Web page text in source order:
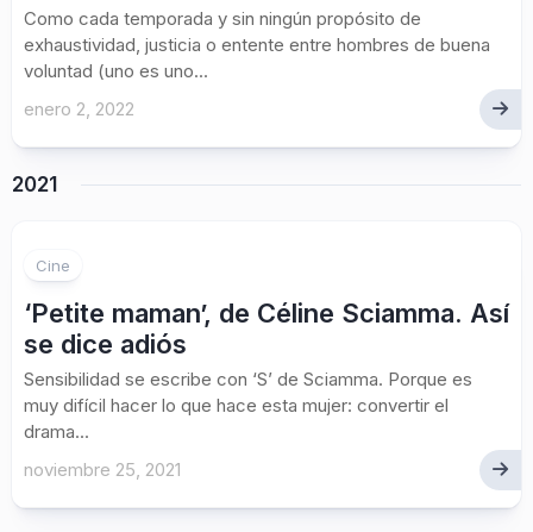
Como cada temporada y sin ningún propósito de
exhaustividad, justicia o entente entre hombres de buena
voluntad (uno es uno...
enero 2, 2022
2021
Cine
‘Petite maman’, de Céline Sciamma. Así
se dice adiós
Sensibilidad se escribe con ‘S’ de Sciamma. Porque es
muy difícil hacer lo que hace esta mujer: convertir el
drama...
noviembre 25, 2021